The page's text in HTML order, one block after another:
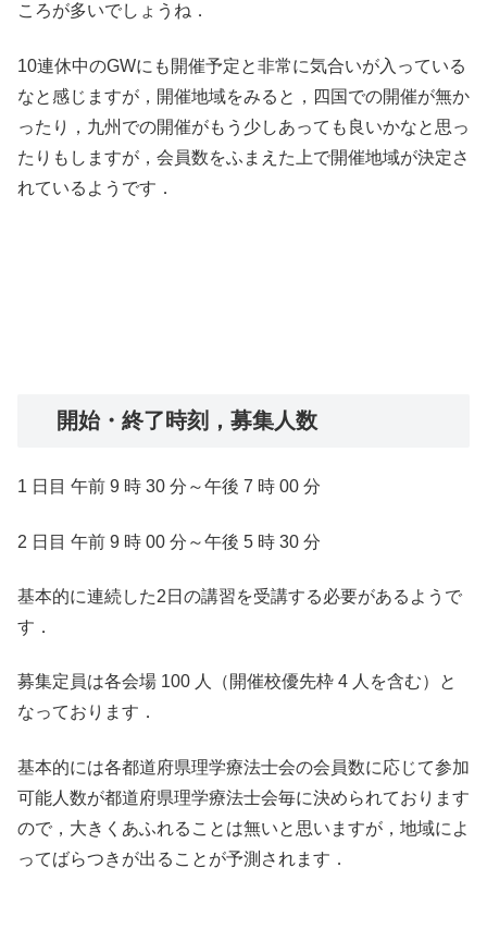
ころが多いでしょうね．
10連休中のGWにも開催予定と非常に気合いが入っている
なと感じますが，開催地域をみると，四国での開催が無か
ったり，九州での開催がもう少しあっても良いかなと思っ
たりもしますが，会員数をふまえた上で開催地域が決定さ
れているようです．
開始・終了時刻，募集人数
1 日目 午前 9 時 30 分～午後 7 時 00 分
2 日目 午前 9 時 00 分～午後 5 時 30 分
基本的に連続した2日の講習を受講する必要があるようで
す．
募集定員は各会場 100 人（開催校優先枠 4 人を含む）と
なっております．
基本的には各都道府県理学療法士会の会員数に応じて参加
可能人数が都道府県理学療法士会毎に決められております
ので，大きくあふれることは無いと思いますが，地域によ
ってばらつきが出ることが予測されます．